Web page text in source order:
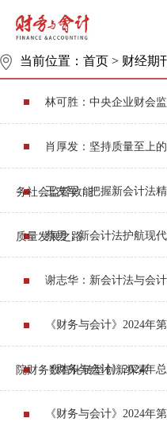
当前位置： 首页 > 财经期
林可胜：中央企业财会
肖厚发：坚持质量至上
务社会监督效能
王友军：把握新会计法
质量发展之路
蔡勇：新会计法护航现
谢志华：新会计法与会
《财务与会计》2024年
院财务数智化转型创新探索
《财务与会计》2024年
《财务与会计》2024